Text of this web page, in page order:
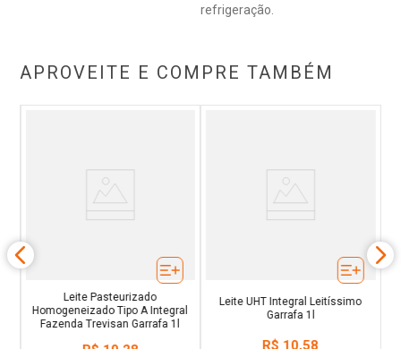
refrigeração.
APROVEITE E COMPRE TAMBÉM
Leite Pasteurizado
Homogeneizado Tipo A Integral
Fazenda Trevisan Garrafa 1l
Leite UHT Integral Leitíssimo
Garrafa 1l
R$ 10,58